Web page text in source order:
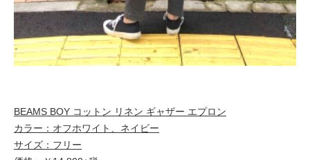
BEAMS BOY コットン リネン ギャザー エプロン
カラー：オフホワイト、ネイビー
サイズ：フリー